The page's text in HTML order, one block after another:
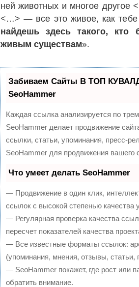
ней животных и многое другое
<…> — все это живое, как
найдешь здесь такого,
живым существам».
Забиваем Сайты В ТОП
SeoHammer
Каждая ссылка анализируется по
SeoHammer делает продвижение
ссылки, статьи, упоминания, пресс-
SeoHammer для продвижения вашего
Что умеет делать SeoHammer
— Продвижение в один клик,
ссылок с высокой степенью
— Регулярная проверка качества
пересчет показателей качества
— Все известные форматы ссылок:
(упоминания, мнения, отзывы, статьи,
— SeoHammer покажет, где рост или
обратить внимание.